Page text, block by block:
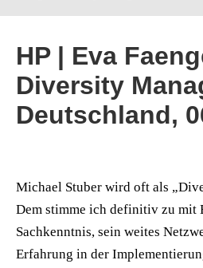
HP | Eva
Diversity
Deutschland,
Michael Stuber wird oft als
Dem stimme ich definitiv zu mit
Sachkenntnis, sein weites
Erfahrung in der